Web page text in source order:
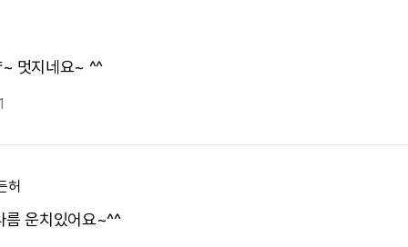
~ 멋지네요~ ^^
허
름 운치있어요~^^